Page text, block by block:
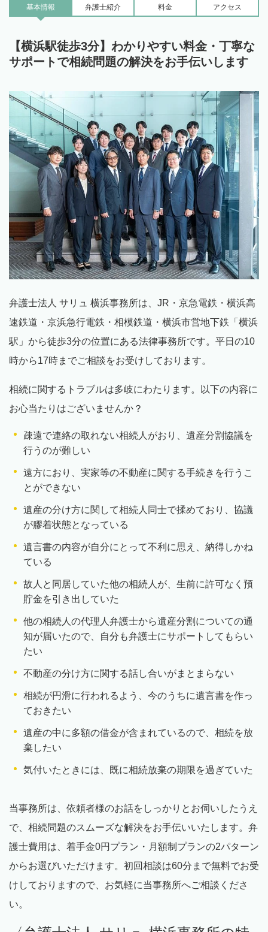
基本情報 弁護士紹介 料金 アクセス
【横浜駅徒歩3分】わかりやすい料金・丁寧な
サポートで相続問題の解決をお手伝いします
弁護士法人 サリュ 横浜事務所は、 JR ・京急電鉄・横浜高
速鉄道・京浜急行電鉄・相模鉄道・横浜市営地下鉄「横浜
駅」から徒歩3分の位置にある法律事務所です。平日の10
時から17時までご相談をお受けしております。
相続に関するトラブルは多岐にわたります。以下の内容に
お心当たりはございませんか？
疎遠で連絡の取れない相続人がおり、遺産分割協議を
行うのが難しい
遠方におり、実家等の不動産に関する手続きを行うこ
とができない
遺産の分け方に関して相続人同士で揉めており、協議
が膠着状態となっている
遺言書の内容が自分にとって不利に思え、納得しかね
ている
故人と同居していた他の相続人が、生前に許可なく預
貯金を引き出していた
他の相続人の代理人弁護士から遺産分割についての通
知が届いたので、自分も弁護士にサポートしてもらい
たい
不動産の分け方に関する話し合いがまとまらない
相続が円滑に行われるよう、今のうちに遺言書を作っ
ておきたい
遺産の中に多額の借金が含まれているので、相続を放
棄したい
気付いたときには、既に相続放棄の期限を過ぎていた
当事務所は、依頼者様のお話をしっかりとお伺いしたうえ
で、相続問題のスムーズな解決をお手伝いいたします。弁
護士費用は、着手金0円プラン・月額制プランの2パターン
からお選びいただけます。初回相談は60分まで無料でお受
けしておりますので、お気軽に当事務所へご相談くださ
い。